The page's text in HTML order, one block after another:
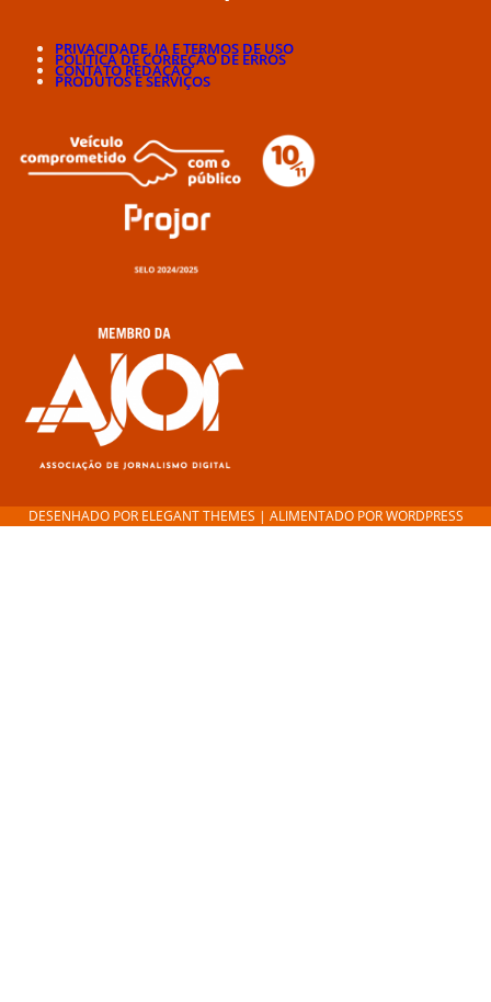
PRIVACIDADE, IA E TERMOS DE USO
POLÍTICA DE CORREÇÃO DE ERROS
CONTATO REDAÇÃO
PRODUTOS E SERVIÇOS
DESENHADO POR ELEGANT THEMES | ALIMENTADO PORWORDPRESS